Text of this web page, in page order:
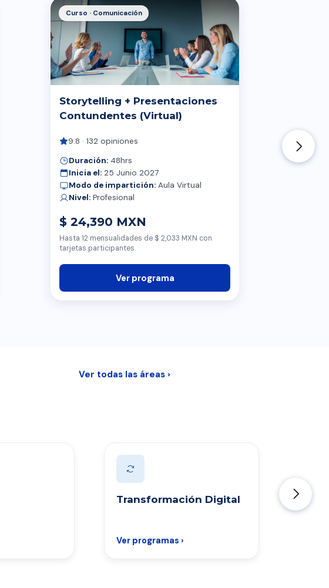
Curso · Comunicación
Storytelling + Presentaciones
Contundentes (Virtual)
9.8 · 132 opiniones
Duración: 48hrs
Inicia el: 25 Junio 2027
Modo de impartición: Aula Virtual
Nivel: Profesional
$ 24,390 MXN
Hasta 12 mensualidades de $ 2,033 MXN con
tarjetas participantes.
Ver programa
Ver todas las áreas ›
Transformación Digital
Ver programas ›